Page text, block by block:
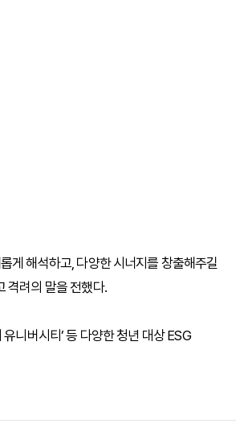
게 해석하고, 다양한 시너지를 창출해주길
격려의 말을 전했다.
니버시티’ 등 다양한 청년 대상 ESG